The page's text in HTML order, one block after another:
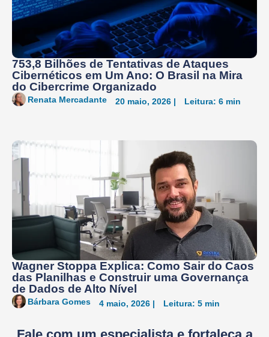
753,8 Bilhões de Tentativas de Ataques
Cibernéticos em Um Ano: O Brasil na Mira
do Cibercrime Organizado
Renata Mercadante 20 maio, 2026 | Leitura: 6 min
Wagner Stoppa Explica: Como Sair do Caos
das Planilhas e Construir uma Governança
de Dados de Alto Nível
Bárbara Gomes 4 maio, 2026 | Leitura: 5 min